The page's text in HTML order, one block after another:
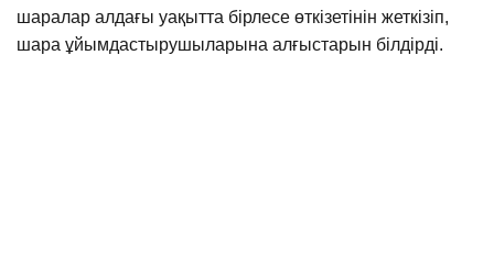
шаралар алдағы уақытта бірлесе өткізетінін жеткізіп,
шара ұйымдастырушыларына алғыстарын білдірді.